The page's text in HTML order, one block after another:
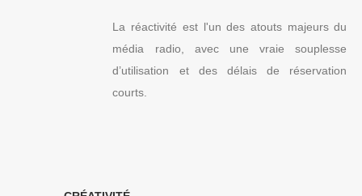
La réactivité est l'un des atouts majeurs du
média radio, avec une vraie souplesse
d’utilisation et des délais de réservation
courts.